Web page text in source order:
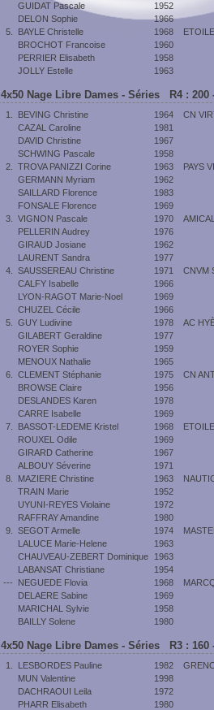
GUIDAT Pascale
1952
DELON Sophie
1966
5.
BAYLE Christelle 1968
BROCHOT Francoise
1960
PERRIER Elisabeth
1958
JOLLY Estelle
1963
4x50 Nage Libre Dames - Séries R4 : 200
1. BEVING Christine 1964
CN
CAZAL Caroline
1981
DAVID Christine
1967
SCHWING Pascale
1958
2.
TROVA PANIZZI Corine 1963
PAYS
GERMANN Myriam
1962
SAILLARD Florence
1983
FONSALE Florence
1969
3.
VIGNON Pascale 1970
PELLERIN Audrey
1976
GIRAUD Josiane
1962
LAURENT Sandra
1977
4.
SAUSSEREAU Christine 1971
CNVM
CALFY Isabelle
1966
LYON-RAGOT Marie-Noel
1969
CHUZEL Cécile
1966
5.
GUY Ludivine 1978
AC
GILABERT Geraldine
1977
ROYER Sophie
1959
MENOUX Nathalie
1965
6.
CLEMENT Stéphanie 1975
CN
BROWSE Claire
1956
DESLANDES Karen
1978
CARRE Isabelle
1969
7.
BASSOT-LEDEME Kristel 1968
ROUXEL Odile
1969
GIRARD Catherine
1967
ALBOUY Séverine
1971
8.
MAZIERE Christine 1963
TRAIN Marie
1952
UYUNI-REYES Violaine
1972
RAFFRAY Amandine
1980
9.
SEGOT Armelle 1974
LALUCE Marie-Helene
1963
CHAUVEAU-ZEBERT Dominique
1963
LABANSAT Christiane
1954
---
NEGUEDE Flovia 1968
DELAERE Sabine
1969
MARICHAL Sylvie
1958
BAILLY Solene
1980
4x50 Nage Libre Dames - Séries R3 : 160
1. LESBORDES Pauline 1982
MUN Valentine
1998
DACHRAOUI Leila
1972
PHARR Elisabeth
1980